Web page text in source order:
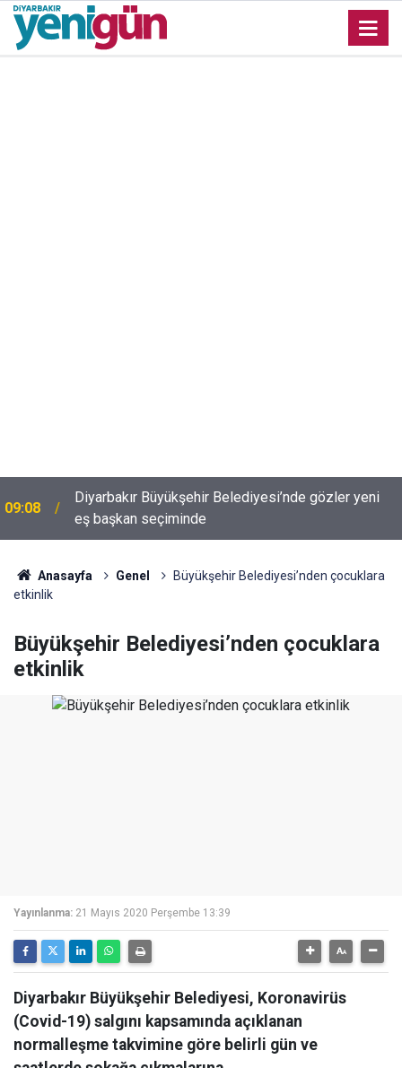
08:47
Doğu'nun Saklı cenneti; Iğdır'ın Tuz Mağaraları ve
Gökkuşağı Tepeleri
Anasayfa Genel
Büyükşehir Belediyesi’nden çocuklara
etkinlik
Büyükşehir Belediyesi’nden çocuklara
etkinlik
Yayınlanma: 21 Mayıs 2020 Perşembe 13:39
Diyarbakır Büyükşehir Belediyesi, Koronavirüs
(Covid-19) salgını kapsamında açıklanan
normalleşme takvimine göre belirli gün ve